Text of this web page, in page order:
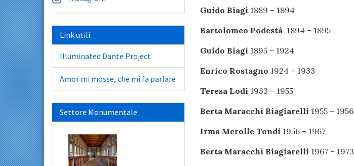
Guido Biagi 1889 – 1894
Bartolomeo Podestà1894 – 1895
Guido Biagi 1895 – 1924
Enrico Rostagno 1924 – 1933
Teresa Lodi 1933 – 1955
Berta Maracchi Biagiarelli 1955 – 1956
Irma Merolle Tondi 1956 – 1967
Berta Maracchi Biagiarelli 1967 – 1973
Link utili
Illuminated Dante Project
Amor mi mosse, che mi fa parlare
Settore Monumentale